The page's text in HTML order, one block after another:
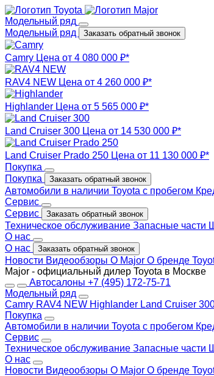
Модельный ряд
Модельный ряд
Заказать обратный звонок
Camry Цена от 4 080 000 ₽*
RAV4 NEW Цена от 4 260 000 ₽*
Highlander Цена от 5 565 000 ₽*
Land Cruiser 300 Цена от 14 530 000 ₽*
Land Cruiser Prado 250 Цена от 11 130 000 ₽*
Покупка
Покупка
Заказать обратный звонок
Автомобили в наличии Toyota с пробегом
Сервис
Сервис
Заказать обратный звонок
Техническое обслуживание Запасные части
О нас
О нас
Заказать обратный звонок
Новости Видеообзоры О Major О бренде
Major - официальный дилер Toyota в Москве
Автосалоны +7 (495) 172-75-71
Модельный ряд
Camry RAV4 NEW Highlander Land Cruiser
Покупка
Автомобили в наличии Toyota с пробегом
Сервис
Техническое обслуживание Запасные части
О нас
Новости Видеообзоры О Major О бренде